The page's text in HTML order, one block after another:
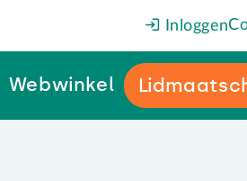
Inloggen
Webwinkel